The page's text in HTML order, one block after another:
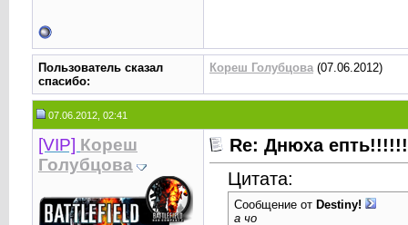
Пользователь сказал
cпасибо:
Кореш Голубцова(07.06.2012)
07.06.2012, 02:41
[VIP] Кореш
Голубцова
Re: Днюха
Цитата:
Сообщение от Destiny!
а чо